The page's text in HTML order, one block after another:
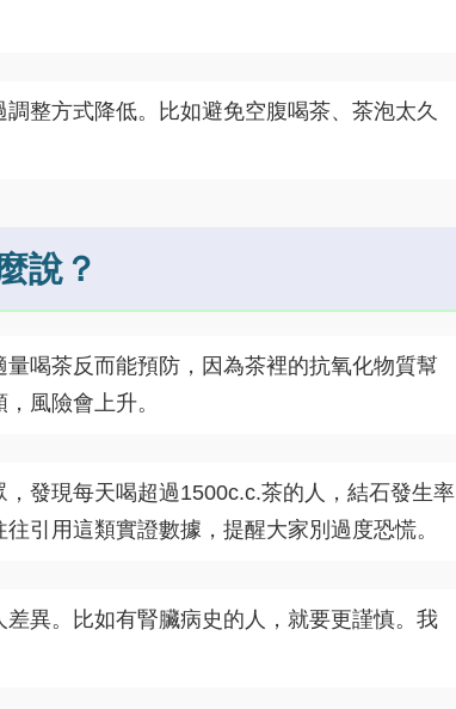
整方式降低。比如避免空腹喝茶、茶泡太久
說？
喝茶反而能預防，因為茶裡的抗氧化物質幫
風險會上升。
發現每天喝超過1500c.c.茶的人，結石發生率
引用這類實證數據，提醒大家別過度恐慌。
異。比如有腎臟病史的人，就要更謹慎。我